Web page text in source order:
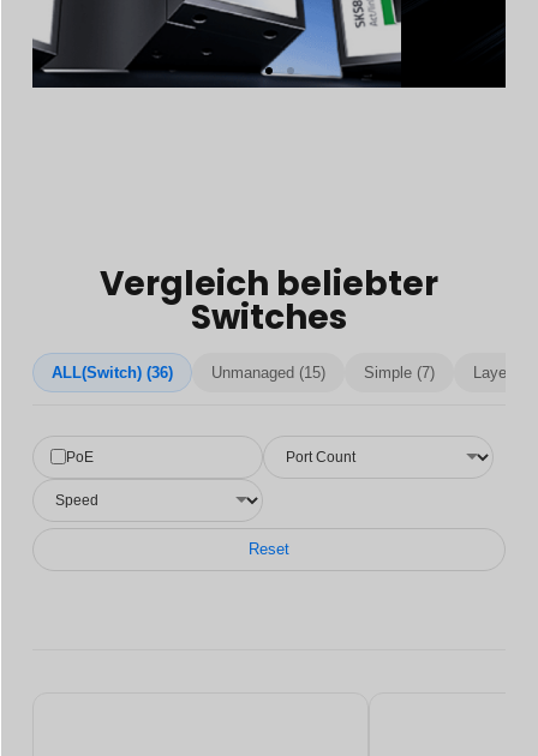
Vergleich beliebter
Switches
ALL(Switch) (36) Unmanaged (15) Simple (7) Layer 2
PoE
Reset